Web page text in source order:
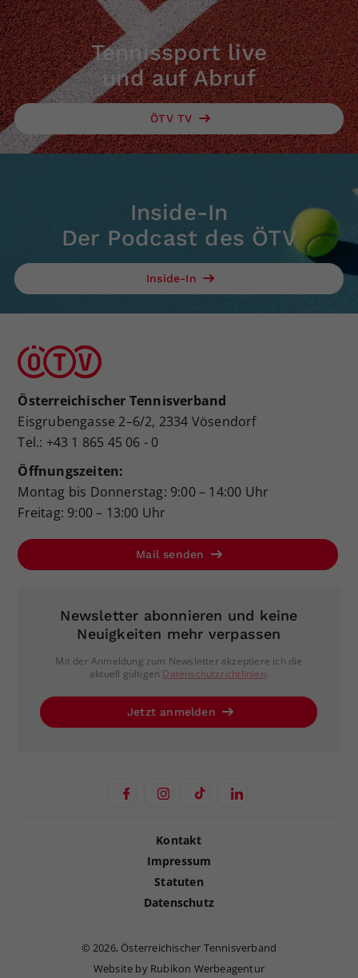
Tennissport live
und auf Abruf
ÖTV TV
Inside-In
Der Podcast des ÖTV
Inside-In
Österreichischer Tennisverband
Eisgrubengasse 2–6/2, 2334 Vösendorf
Tel.: +43 1 865 45 06 - 0
Öffnungszeiten:
Montag bis Donnerstag: 9:00 – 14:00 Uhr
Freitag: 9:00 – 13:00 Uhr
Mail senden
Newsletter abonnieren und keine
Neuigkeiten mehr verpassen
Mit der Anmeldung zum Newsletter akzeptiere ich die
aktuell gültigen Datenschutzrichtlinien.
Jetzt anmelden
Kontakt
Impressum
Statuten
Datenschutz
©2026, Österreichischer Tennisverband
Website by Rubikon Werbeagentur